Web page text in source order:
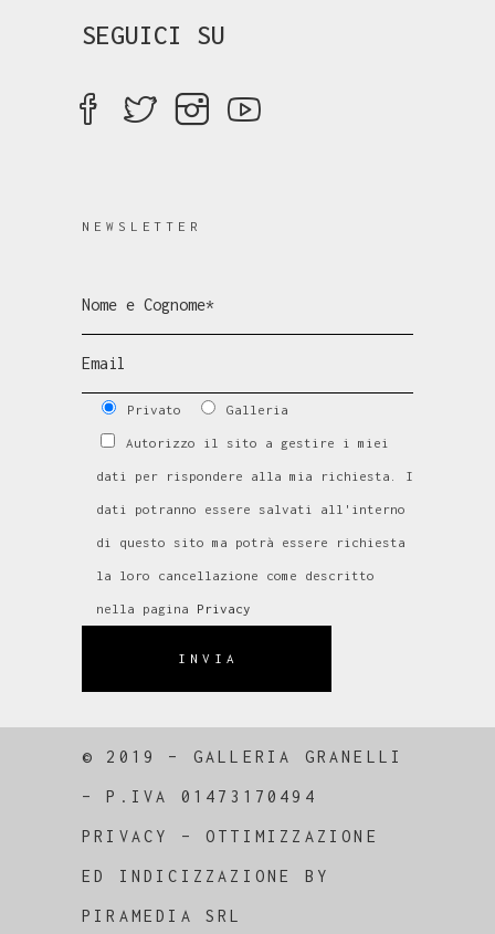
SEGUICI SU
NEWSLETTER
Privato Galleria
Autorizzo il sito a gestire i miei
dati per rispondere alla mia richiesta. I
dati potranno essere salvati all'interno
di questo sito ma potrà essere richiesta
la loro cancellazione come descritto
nella pagina Privacy
INVIA
© 2019 – GALLERIA GRANELLI
–P.IVA 01473170494
PRIVACY –OTTIMIZZAZIONE
ED INDICIZZAZIONE BY
PIRAMEDIA SRL